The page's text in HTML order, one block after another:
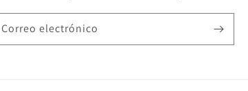
Correo electrónico